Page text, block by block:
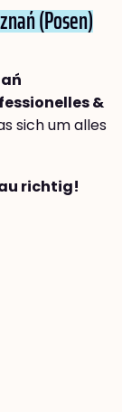
(Posen)
&
sich um alles
richtig!